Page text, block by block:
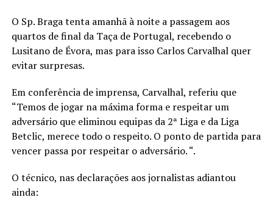
O Sp. Braga tenta amanhã à noite a passagem aos
quartos de final da Taça de Portugal, recebendo o
Lusitano de Évora, mas para isso Carlos Carvalhal quer
evitar surpresas.
Em conferência de imprensa, Carvalhal, referiu que
“Temos de jogar na máxima forma e respeitar um
adversário que eliminou equipas da 2ª Liga e da Liga
Betclic, merece todo o respeito. O ponto de partida para
vencer passa por respeitar o adversário. “.
O técnico, nas declarações aos jornalistas adiantou
ainda: